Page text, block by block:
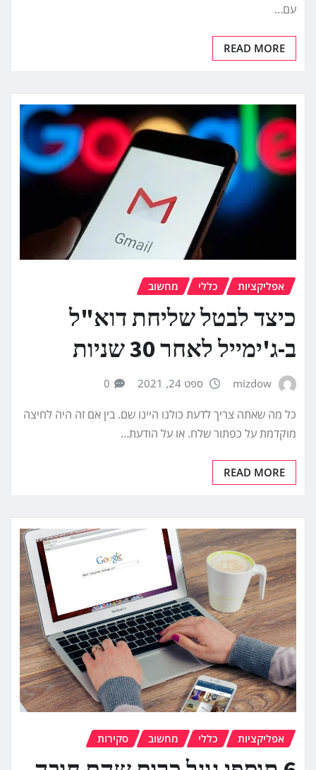
עם…
READ MORE
אפליקציות כללי מחשוב
כיצד לבטל שליחת דוא"ל
ב-ג'ימייל לאחר 30 שניות
mizdow ספט 24, 2021 0
כל מה שאתה צריך לדעת כולנו היינו שם. בין אם זה היה לחיצה
מוקדמת על כפתור שלח. או על הודעת…
READ MORE
אפליקציות כללי מחשוב סקירות